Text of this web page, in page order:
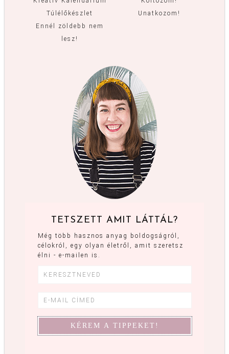
Túlélőkészlet
Ennél zöldebb nem
lesz!
Unatkozom!
TETSZETT AMIT LÁTTÁL?
Még több hasznos anyag boldogságról,
célokról, egy olyan életről, amit szeretsz
élni - e-mailen is.